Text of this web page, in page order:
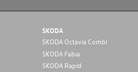
SKODA
SKODA Octavia Combi
SKODA Fabia
SKODA Rapid